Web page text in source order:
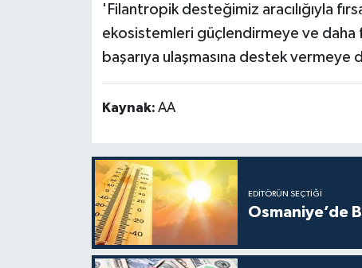
'Filantropik desteğimiz aracılığıyla
ekosistemleri güçlendirmeye ve daha
başarıya ulaşmasına destek
Kaynak: AA
EDITÖRÜN SEÇTIĞI
Osmaniye’de